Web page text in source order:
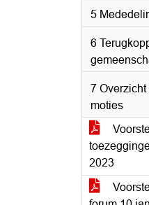
5
6
7
moties
2023